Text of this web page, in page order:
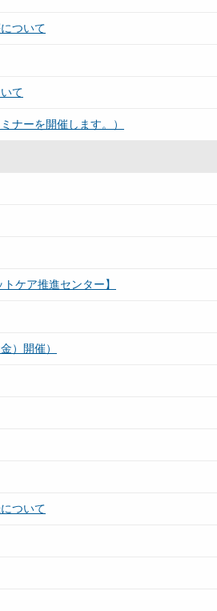
ついて
て
ナーを開催します。）
ケア推進センター】
）開催）
ついて